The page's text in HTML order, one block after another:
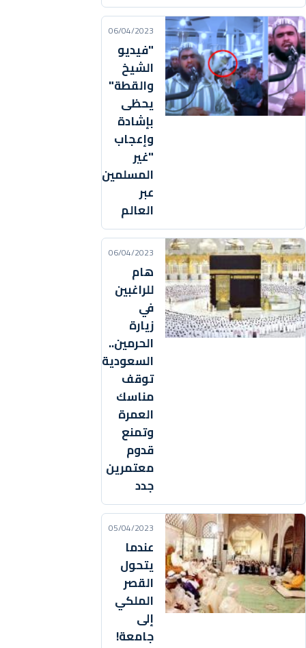
06/04/2023
"فيديو
الشيخ
والقطة"
يحظى
بإشادة
وإعجاب
"غير
المسلمين"
عبر
العالم
06/04/2023
هام
للراغبين
في
زيارة
الحرمين..
السعودية
توقف
مناسك
العمرة
وتمنع
قدوم
معتمرين
جدد
05/04/2023
عندما
يتحول
القصر
الملكي
إلى
جامعة!